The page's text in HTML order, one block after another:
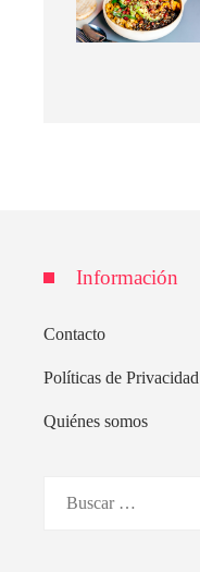
Información
Contacto
Políticas de Privacidad
Quiénes somos